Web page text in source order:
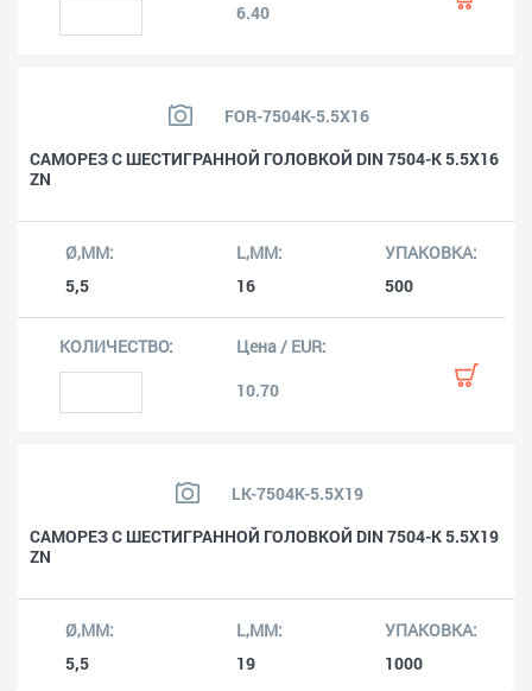
6.40
FOR-7504K-5.5X16
САМОРЕЗ С ШЕСТИГРАННОЙ ГОЛОВКОЙ DIN 7504-K 5.5X16
ZN
5,5 16 500
10.70
LK-7504K-5.5X19
САМОРЕЗ С ШЕСТИГРАННОЙ ГОЛОВКОЙ DIN 7504-K 5.5X19
ZN
5,5 19 1000